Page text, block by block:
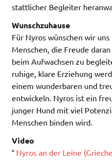
stattlicher Begleiter
Wunschzuhause
Für Nyros wünschen wir
Menschen, die Freude
beim Aufwachsen zu
ruhige, klare Erziehung
einem wunderbaren und
entwickeln. Nyros ist ein
junger Hund mit viel
Menschen binden wird.
Video
° Nyros an der Leine